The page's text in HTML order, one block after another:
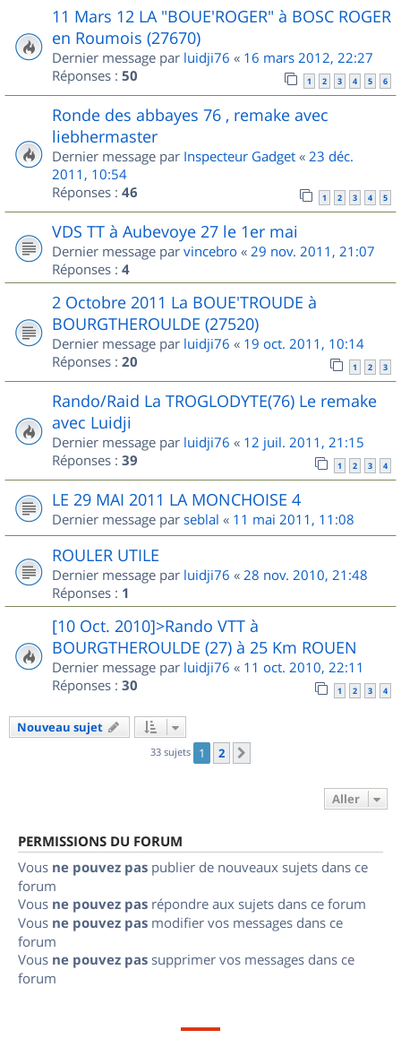
11 Mars 12 LA "BOUE'ROGER" à BOSC ROGER
en Roumois (27670)
Dernier message par luidji76 « 16 mars 2012, 22:27
Réponses : 50 1 2 3 4 5 6
Ronde des abbayes 76 , remake avec
liebhermaster
Dernier message par Inspecteur Gadget « 23 déc.
2011, 10:54
Réponses : 46 1 2 3 4 5
VDS TT à Aubevoye 27 le 1er mai
Dernier message par vincebro « 29 nov. 2011, 21:07
Réponses : 4
2 Octobre 2011 La BOUE'TROUDE à
BOURGTHEROULDE (27520)
Dernier message par luidji76 « 19 oct. 2011, 10:14
Réponses : 20 1 2 3
Rando/Raid La TROGLODYTE(76) Le remake
avec Luidji
Dernier message par luidji76 « 12 juil. 2011, 21:15
Réponses : 39 1 2 3 4
LE 29 MAI 2011 LA MONCHOISE 4
Dernier message par seblal « 11 mai 2011, 11:08
ROULER UTILE
Dernier message par luidji76 « 28 nov. 2010, 21:48
Réponses : 1
[10 Oct. 2010]>Rando VTT à
BOURGTHEROULDE (27) à 25 Km ROUEN
Dernier message par luidji76 « 11 oct. 2010, 22:11
Réponses : 30 1 2 3 4
Nouveau sujet
33 sujets 1 2
Aller
PERMISSIONS DU FORUM
Vous ne pouvez pas publier de nouveaux sujets dans ce
forum
Vous ne pouvez pas répondre aux sujets dans ce forum
Vous ne pouvez pas modifier vos messages dans ce
forum
Vous ne pouvez pas supprimer vos messages dans ce
forum